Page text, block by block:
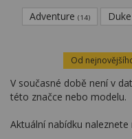
Adventure (14) Duke
Od
V současné době není v
této značce nebo modelu.
Aktuální nabídku naleznete